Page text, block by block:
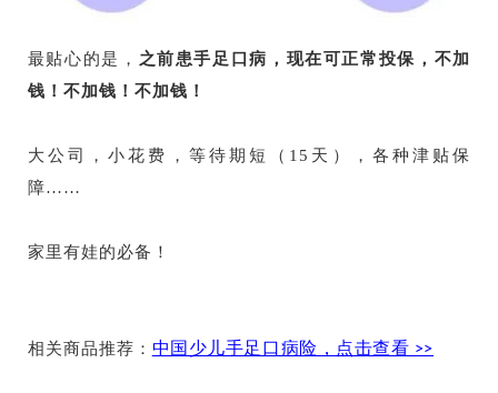
最贴心的是， 之前患手足口病，现在可正常投保，不加
钱！不加钱！不加钱！
大公司，小花费，等待期短（15天），各种津贴保
障……
家里有娃的必备！
相关商品推荐： 中国少儿手足口病险，点击查看 >>